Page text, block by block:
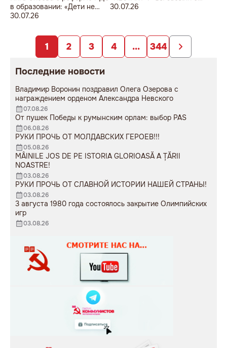
в образовании: «Дети не
должны становиться
непродуманных изменений».
30.07.26
педагогах и реальных
30.07.26
1 2 3 4 ... 344
Последние новости
Владимир Воронин поздравил Олега Озерова с
награждением орденом Александра Невского
07.08.26
От пушек Победы к румынским орлам: выбор PAS
06.08.26
РУКИ ПРОЧЬ ОТ МОЛДАВСКИХ ГЕРОЕВ!!!
05.08.26
MÂINILE JOS DE PE ISTORIA GLORIOASĂ A ȚĂRII
NOASTRE!
03.08.26
РУКИ ПРОЧЬ ОТ СЛАВНОЙ ИСТОРИИ НАШЕЙ СТРАНЫ!
03.08.26
3 августа 1980 года состоялось закрытие Олимпийских
игр
03.08.26